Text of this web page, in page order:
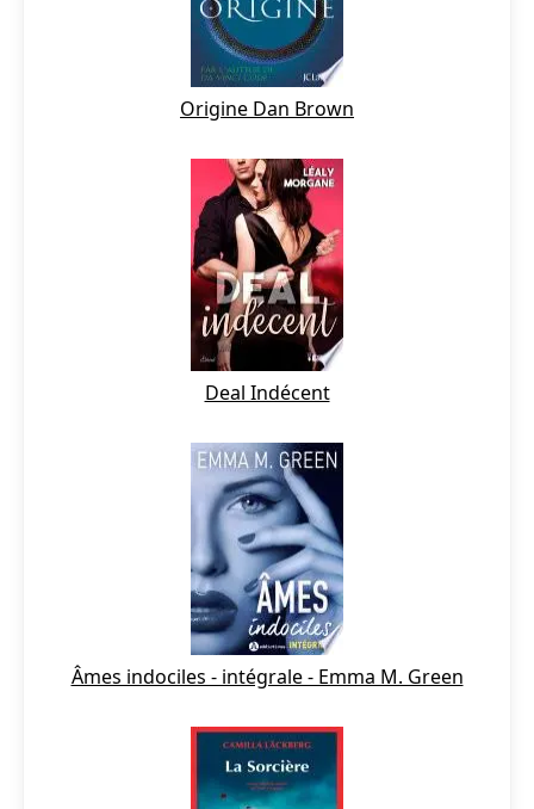
Origine Dan Brown
Deal Indécent
Âmes indociles - intégrale - Emma M. Green